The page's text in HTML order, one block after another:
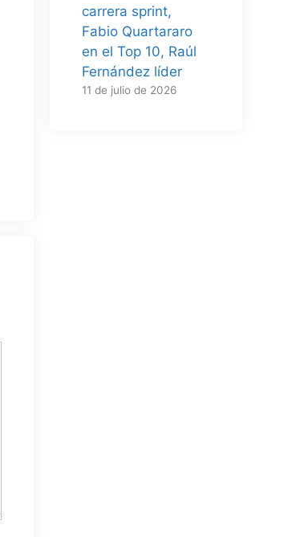
carrera sprint,
Fabio Quartararo
en el Top 10, Raúl
Fernández líder
11 de julio de 2026